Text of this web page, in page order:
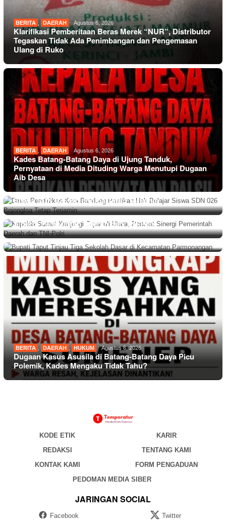
BERITA DAERAH Agustus 6, 2026
Klarifikasi Pemberitaan Beras Merek “NUR”, Distributor
Tegaskan Tidak Ada Penimbangan dan Pengemasan
Ulang di Ruko
BERITA , DAERAH Agustus 6, 2026
Kades Batang-Batang Daya di Ujung Tanduk,
Pernyataan di Media Dituding Warga Menutupi Dugaan
Aib Desa
PEMERINTAHAN Agustus 6, 2026
Dinas Pendidikan Kota Bandung Pastikan Hak Belajar
Siswa SDN 026 Bojongloa Tetap Terjamin
BERITA Agustus 6, 2026
Kapolda Sumut Kunjungi Tapanuli Utara, Perkuat
Sinergi Pemerintah Daerah dan TNI-Polri
BERITA Agustus 6, 2026
Bupati Taput Tinjau Tiga Sekolah Dasar di Kecamatan
Parmonangan
BERITA , DAERAH , HUKUM Agustus 6, 2026
Dugaan Kasus Asusila di Batang-Batang Daya Picu
Polemik, Kades Mengaku Tidak Tahu?
KODE ETIK
KARIR
REDAKSI
TENTANG KAMI
KONTAK KAMI
FORM PENGADUAN
PEDOMAN MEDIA SIBER
JARINGAN SOCIAL
Facebook
Twitter